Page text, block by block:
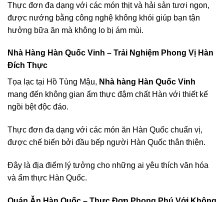
Thực đơn đa dạng với các món thịt và hải sản tươi ngon,
được nướng bằng công nghệ không khói giúp bạn tận
hưởng bữa ăn mà không lo bị ám mùi.
Nhà Hàng Hàn Quốc Vinh – Trải Nghiệm Phong Vị Hàn
Đích Thực
Tọa lạc tại Hồ Tùng Mậu, Nhà hàng Hàn Quốc Vinh
mang đến không gian ẩm thực đậm chất Hàn với thiết kế
ngồi bệt độc đáo.
Thực đơn đa dạng với các món ăn Hàn Quốc chuẩn vị,
được chế biến bởi đầu bếp người Hàn Quốc thân thiện.
Đây là địa điểm lý tưởng cho những ai yêu thích văn hóa
và ẩm thực Hàn Quốc.